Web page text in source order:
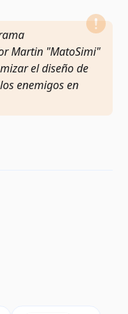
Martin "MatoSimi"
el diseño de
enemigos en